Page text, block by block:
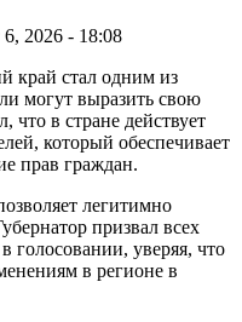
2026 - 18:08
край стал одним из
могут выразить свою
в стране действует
который обеспечивает
прав граждан.
легитимно
призвал всех
голосовании, уверяя, что
в регионе в